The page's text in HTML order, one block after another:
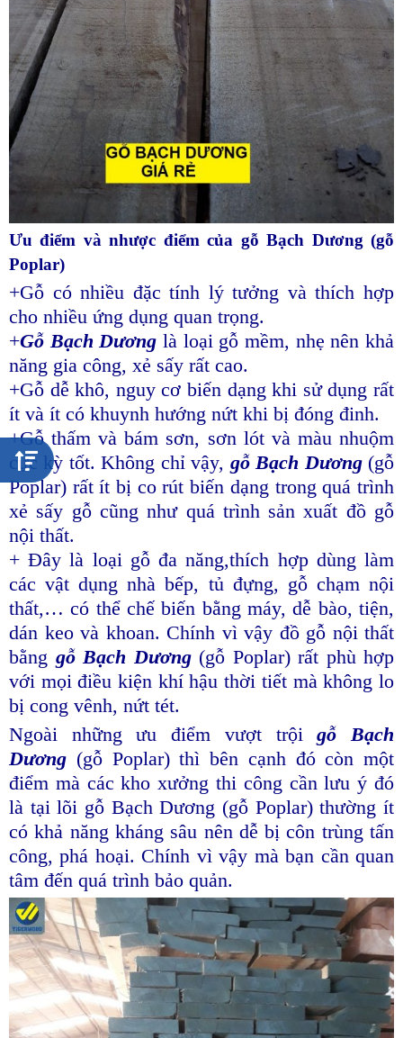
Ưu điểm và nhược điểm của gỗ Bạch Dương (gỗ
Poplar)
+Gỗ có nhiều đặc tính lý tưởng và thích hợp
cho nhiều ứng dụng quan trọng.
+Gỗ Bạch Dương là loại gỗ mềm, nhẹ nên khả
năng gia công, xẻ sấy rất cao.
+Gỗ dễ khô, nguy cơ biến dạng khi sử dụng rất
ít và ít có khuynh hướng nứt khi bị đóng đinh.
+Gỗ thấm và bám sơn, sơn lót và màu nhuộm
cực kỳ tốt. Không chỉ vậy, gỗ Bạch Dương (gỗ
Poplar) rất ít bị co rút biến dạng trong quá trình
xẻ sấy gỗ cũng như quá trình sản xuất đồ gỗ
nội thất.
+ Đây là loại gỗ đa năng,thích hợp dùng làm
các vật dụng nhà bếp, tủ đựng, gỗ chạm nội
thất,… có thể chế biến bằng máy, dễ bào, tiện,
dán keo và khoan. Chính vì vậy đồ gỗ nội thất
bằng gỗ Bạch Dương(gỗ Poplar) rất phù hợp
với mọi điều kiện khí hậu thời tiết mà không lo
bị cong vênh, nứt tét.
Ngoài những ưu điểm vượt trộigỗ Bạch
Dương (gỗ Poplar) thì bên cạnh đó còn một
điểm mà các kho xưởng thi công cần lưu ý đó
là tại lõi gỗ Bạch Dương (gỗ Poplar) thường ít
có khả năng kháng sâu nên dễ bị côn trùng tấn
công, phá hoại. Chính vì vậy mà bạn cần quan
tâm đến quá trình bảo quản.